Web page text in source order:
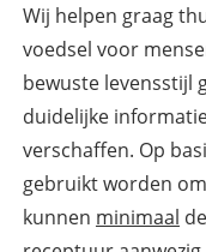
Wij helpen graag
voedsel voor
bewuste levensstijl
duidelijke
verschaffen. Op
gebruikt worden
kunnen minimaal